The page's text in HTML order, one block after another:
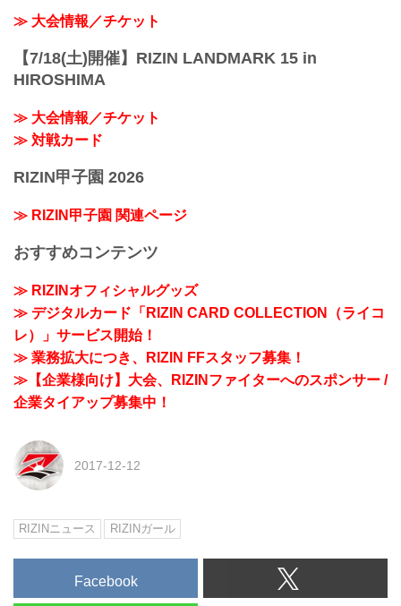
≫ 大会情報／チケット
【7/18(土)開催】RIZIN LANDMARK 15 in
HIROSHIMA
≫ 大会情報／チケット
≫ 対戦カード
RIZIN甲子園 2026
≫ RIZIN甲子園 関連ページ
おすすめコンテンツ
≫ RIZINオフィシャルグッズ
≫ デジタルカード「RIZIN CARD COLLECTION（ライコ
レ）」サービス開始！
≫ 業務拡大につき、RIZIN FFスタッフ募集！
≫【企業様向け】大会、RIZINファイターへのスポンサー /
企業タイアップ募集中！
2017-12-12
RIZINニュース RIZINガール
Facebook